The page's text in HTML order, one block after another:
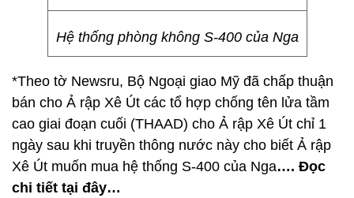
Hệ thống phòng không S-400 của Nga
*Theo tờ Newsru, Bộ Ngoại giao Mỹ đã chấp thuận
bán cho Ả rập Xê Út các tổ hợp chống tên lửa tầm
cao giai đoạn cuối (THAAD) cho Ả rập Xê Út chỉ 1
ngày sau khi truyền thông nước này cho biết Ả rập
Xê Út muốn mua hệ thống S-400 của Nga…. Đọc
chi tiết tại đây…